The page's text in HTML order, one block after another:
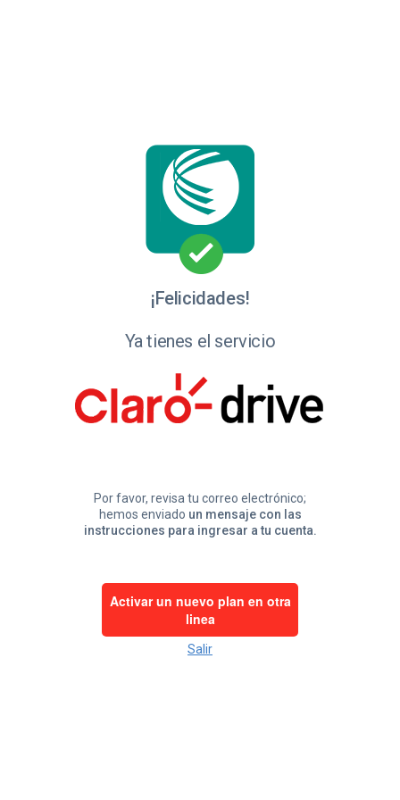
¡Felicidades!
Ya tienes el servicio
Por favor, revisa tu correo electrónico;
hemos enviado un mensaje con las
instrucciones para ingresar a tu cuenta.
Salir